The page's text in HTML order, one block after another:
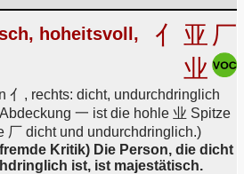
hoheitsvoll,
亻 亚 厂
业
亻, rechts: dicht, undurchdringlich
一 ist die hohle 业 Spitze
厂 dicht und undurchdringlich.)
Kritik) Die Person, die dicht
ist, ist majestätisch.